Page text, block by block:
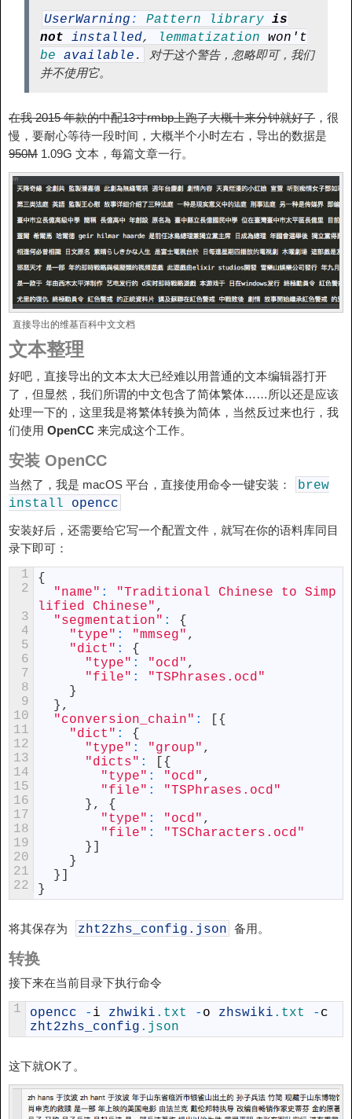
UserWarning : Pattern library is
not
installed, lemmatization won ' t
be available .
对于这个警告，忽略即可，我们
并不使用它。
在我 2015 年款的中配13寸rmbp上跑了大概十来分钟就好了 ，很
慢，要耐心等待一段时间，大概半个小时左右，导出的数据是
950M 1.09G 文本，每篇文章一行。
直接导出的维基百科中文文档
文本整理
好吧，直接导出的文本太大已经难以用普通的文本编辑器打开
了，但显然，我们所谓的中文包含了简体繁体……所以还是应该
处理一下的，这里我是将繁体转换为简体，当然反过来也行，我
们使用 OpenCC 来完成这个工作。
安装 OpenCC
当然了，我是 macOS 平台，直接使用命令一键安装：
brew
install opencc
安装好后，还需要给它写一个配置文件，就写在你的语料库同目
录下即可：
1
2
3
4
5
6
7
8
9
10
11
12
13
14
15
16
17
18
19
20
21
22
{
"name" :
"Traditional Chinese to Simp
lified Chinese" ,
"segmentation" :
{
"type" : "mmseg" ,
"dict" :
{
"type" : "ocd" ,
"file" :
"TSPhrases.ocd"
}
} ,
"conversion_chain" :
{
"dict" :
{
"type" : "group" ,
"dicts" :
{
"type" : "ocd" ,
"file" :
"TSPhrases.ocd"
} ,
{
"type" : "ocd" ,
"file" :
"TSCharacters.ocd"
}
}
}
}
将其保存为 zht2zhs_config . json 备用。
转换
接下来在当前目录下执行命令
1 opencc - i zhwiki .txt - o zhswiki .txt - c
zht2zhs_config .json
这下就OK了。